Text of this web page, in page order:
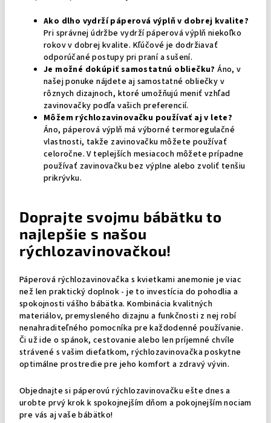
Ako dlho vydrží páperová výplň v dobrej kvalite?
Pri správnej údržbe vydrží páperová výplň niekoľko
rokov v dobrej kvalite. Kľúčové je dodržiavať
odporúčané postupy pri praní a sušení.
Je možné dokúpiť samostatnú obliečku? Áno, v
našej ponuke nájdete aj samostatné obliečky v
rôznych dizajnoch, ktoré umožňujú meniť vzhľad
zavinovačky podľa vašich preferencií.
Môžem rýchlozavinovačku používať aj v lete?
Áno, páperová výplň má výborné termoregulačné
vlastnosti, takže zavinovačku môžete používať
celoročne. V teplejších mesiacoch môžete prípadne
používať zavinovačku bez výplne alebo zvoliť tenšiu
prikrývku.
Doprajte svojmu bábätku to
najlepšie s našou
rýchlozavinovačkou!
Páperová rýchlozavinovačka s kvietkami anemonie je viac
než len praktický doplnok - je to investícia do pohodlia a
spokojnosti vášho bábätka. Kombinácia kvalitných
materiálov, premysleného dizajnu a funkčnosti z nej robí
nenahraditeľného pomocníka pre každodenné používanie.
Či už ide o spánok, cestovanie alebo len príjemné chvíle
strávené s vašim dieťatkom, rýchlozavinovačka poskytne
optimálne prostredie pre jeho komfort a zdravý vývin.
Objednajte si páperovú rýchlozavinovačku ešte dnes a
urobte prvý krok k spokojnejším dňom a pokojnejším nociam
pre vás aj vaše bábätko!